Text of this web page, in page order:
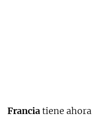
Franciatiene